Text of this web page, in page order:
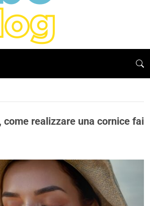
come realizzare una cornice fai